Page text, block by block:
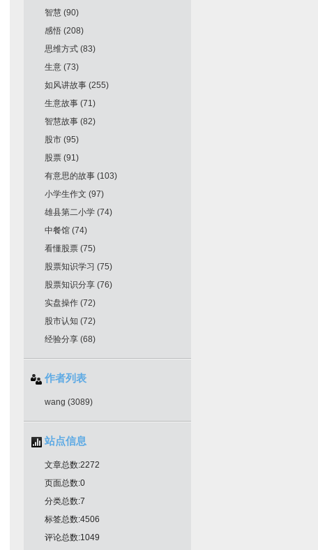
智慧 (90)
感悟 (208)
思维方式 (83)
生意 (73)
如风讲故事 (255)
生意故事 (71)
智慧故事 (82)
股市 (95)
股票 (91)
有意思的故事 (103)
小学生作文 (97)
雄县第二小学 (74)
中餐馆 (74)
看懂股票 (75)
股票知识学习 (75)
股票知识分享 (76)
实盘操作 (72)
股市认知 (72)
经验分享 (68)
作者列表
wang (3089)
站点信息
文章总数:2272
页面总数:0
分类总数:7
标签总数:4506
评论总数:1049